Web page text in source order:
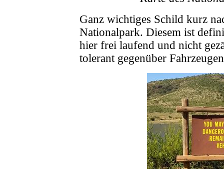
Ganz wichtiges Schild kurz
Nationalpark. Diesem ist
hier frei laufend und nicht
tolerant gegenüber